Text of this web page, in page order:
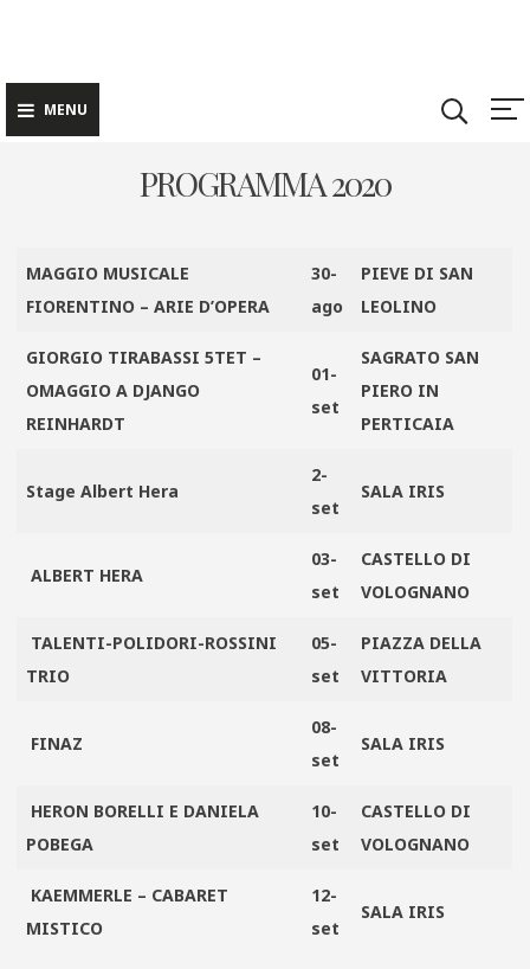
content
MENU
PROGRAMMA 2020
MAGGIO MUSICALE
FIORENTINO – ARIE D’OPERA
30-
ago
PIEVE DI SAN
LEOLINO
GIORGIO TIRABASSI 5TET –
OMAGGIO A DJANGO
REINHARDT
01-
set
SAGRATO SAN
PIERO IN
PERTICAIA
Stage Albert Hera
2-
set
SALA IRIS
ALBERT HERA
03-
set
CASTELLO DI
VOLOGNANO
TALENTI-POLIDORI-ROSSINI
TRIO
05-
set
PIAZZA DELLA
VITTORIA
FINAZ
08-
set
SALA IRIS
HERON BORELLI E DANIELA
POBEGA
10-
set
CASTELLO DI
VOLOGNANO
KAEMMERLE – CABARET
MISTICO
12-
set
SALA IRIS